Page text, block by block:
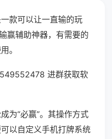
款可以让一直输的玩
赢辅助神器，有需要的
。
进群获取软
为“必赢”。其操作方式
以自定义手机打牌系统